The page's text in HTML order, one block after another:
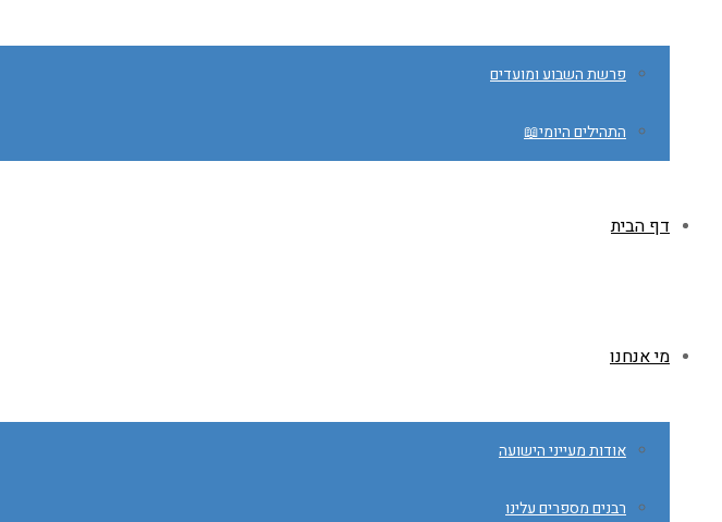
פרשת השבוע ומועדים
התהילים היומי📖
דף הבית
מי אנחנו
אודות מעייני הישועה
רבנים מספרים עלינו